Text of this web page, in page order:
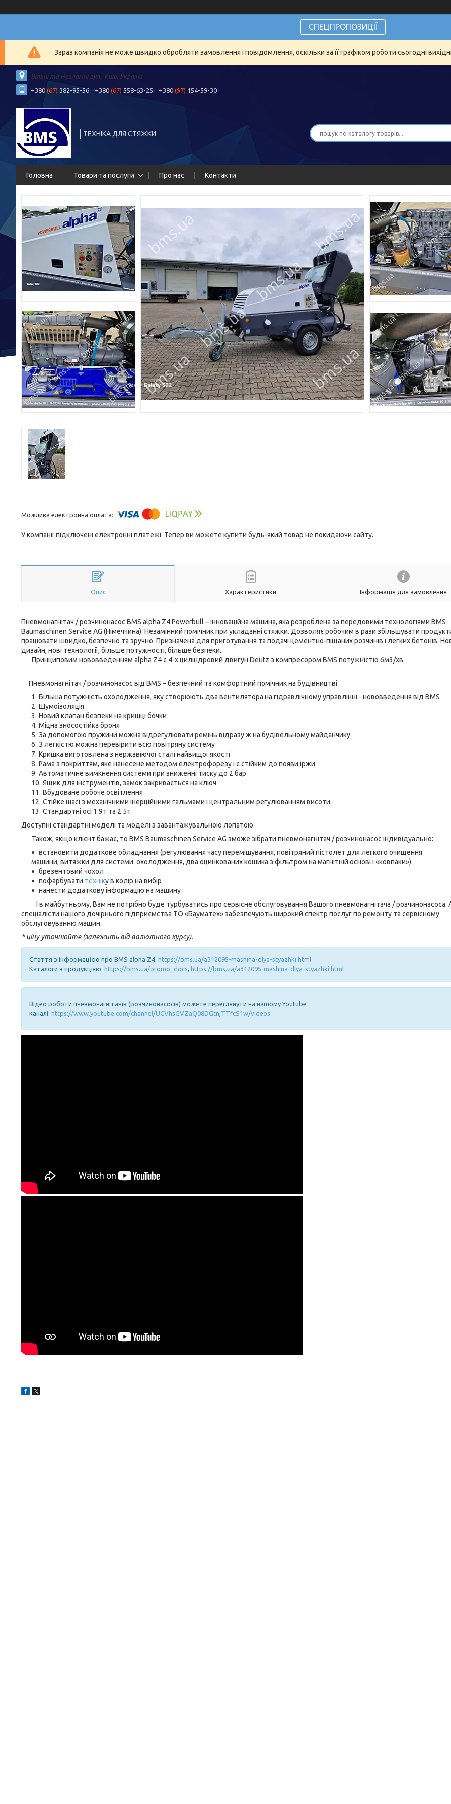
СПЕЦПРОПОЗИЦІЇ
Зараз компанія не може швидко обробляти замовлення і повідомлення, оскільки за її графіком роботи сьогодні
Вільні та Незламні вул., Київ, Україна
+380 (67) 382-95-56 +380 (67) 558-63-25 +380 (97) 154-59-30
ТЕХНІКА ДЛЯ СТЯЖКИ
Головна Товари та послуги Про нас Контакти
У компанії підключені електронні платежі. Тепер ви можете купити будь-який товар не покидаючи сайту.
Опис Характеристики Інформація для замовлення
Пневмонагнітач / розчинонасос BMS alpha Z4 Powerbull – інноваційна машина, яка розроблена за передовими технологіями BMS
Baumaschinen Service AG (Німеччина). Незамінний помічник при укладанні стяжки. Дозволяє робочим в рази збільшувати
працювати швидко, безпечно та зручно. Призначена для приготування та подачі цементно-піщаних розчинів і легких бетонів.
дизайн, нові технології, більше потужності, більше безпеки.
Принциповим нововведенням alpha Z4 є 4-х циліндровий двигун Deutz з компресором BMS потужністю 6м3/хв.
Пневмонагнітач / розчинонасос від BMS – безпечний та комфортний помічник на будівництві:
Більша потужність охолодження, яку створюють два вентилятора на гідравлічному управлінні - нововведення від BMS
Шумоізоляція
Новий клапан безпеки на кришці бочки
Міцна зносостійка броня
За допомогою пружини можна відрегулювати ремінь відразу ж на будівельному майданчику
З легкістю можна перевірити всю повітряну систему
Кришка виготовлена з нержавіючої сталі найвищої якості
Рама з покриттям, яке нанесене методом електрофорезу і є стійким до появи іржи
Автоматичне вимкнення системи при зниженні тиску до 2 бар
Ящик для інструментів, замок закривається на ключ
Вбудоване робоче освітлення
Стійке шасі з механічними інерційними гальмами і центральним регулюванням висоти
Стандартні осі 1.9т та 2.5т
Доступні стандартні моделі та моделі з завантажувальною лопатою.
Також, якщо клієнт бажає, то BMS Baumaschinen Service AG зможе зібрати пневмонагнітач / розчинонасос індивідуально:
встановити додаткове обладнання (регулювання часу перемішування, повітряний пістолет для легкого очищення
машини, витяжки для системи охолодження, два оцинкованих кошика з фільтром на магнітній основі і «ковпаки»)
брезентовий чохол
пофарбувати техніку в колір на вибір
нанести додаткову інформацію на машину
І в майбутньому, Вам не потрібно буде турбуватись про сервісне обслуговування Вашого пневмонагнітача /
спеціалісти нашого дочірнього підприємства ТО «Бауматех» забезпечують широкий спектр послуг по ремонту та сервісному
обслуговуванню машин.
* ціну уточнюйте (залежить від валютного курсу).
Стаття з інформацією про BMS alpha Z4: https://bms.ua/a312095-mashina-dlya-styazhki.html
Каталоги з продукцією: https://bms.ua/promo_docs, https://bms.ua/a312095-mashina-dlya-styazhki.html
Відео роботи пневмонагнітачів (розчинонасосів) можете переглянути на нашому Youtube
каналі: https://www.youtube.com/channel/UCVhsGVZaQ08DGtnjTTfcS1w/videos